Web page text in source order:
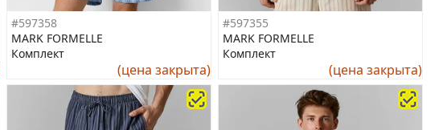
#597358
MARK FORMELLE
Комплект
(цена закрыта)
#597355
MARK FORMELLE
Комплект
(цена закрыта)